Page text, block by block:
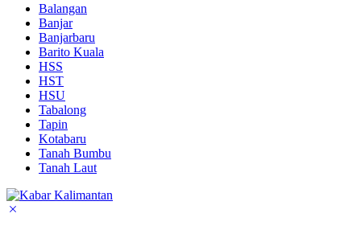
Balangan
Banjar
Banjarbaru
Barito Kuala
HSS
HST
HSU
Tabalong
Tapin
Kotabaru
Tanah Bumbu
Tanah Laut